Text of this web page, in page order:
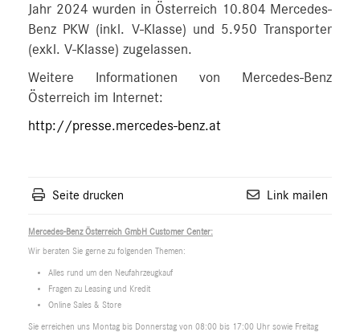
Jahr 2024 wurden in Österreich 10.804 Mercedes-
Benz PKW (inkl. V-Klasse) und 5.950 Transporter
(exkl. V-Klasse) zugelassen.
Weitere Informationen von Mercedes-Benz
Österreich im Internet:
http://presse.mercedes-benz.at
Seite drucken Link mailen
Mercedes-Benz Österreich GmbH Customer Center:
Wir beraten Sie gerne zu folgenden Themen:
Alles rund um den Neufahrzeugkauf
Fragen zu Leasing und Kredit
Online Sales & Store
Sie erreichen uns Montag bis Donnerstag von 08:00 bis 17:00 Uhr sowie Freitag